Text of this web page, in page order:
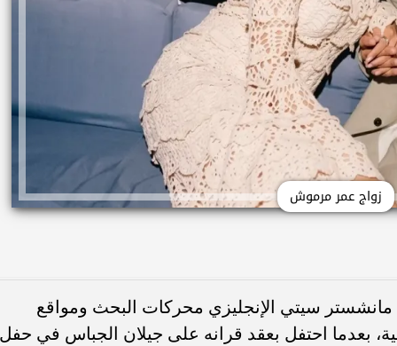
زواج عمر مرموش
سيتي الإنجليزي محركات البحث ومواقع
بعدما احتفل بعقد قرانه على جيلان الجباس في حفل